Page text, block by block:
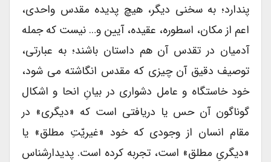
پندارد؛ به سخنی دیگر، هیچ پدیده مقدس واحدی،
اعم از مکان، اسطوره، عقیده، آیین و… نیست که جمله
آدمیان در تقدس آن هم داستان باشند؛ به عبارتی،
توصیف دقیق آن چیزی که مقدس انگاشته می شود،
خود خاستگاه و عامل دشواری در بیانِ انحا و اشکال
گوناگون آن حس یا دریافتی است که «دیگری» در
مقام انسان از وجودی که خود «غیریّتِ مطلق» یا
«دیگریِ مطلق» است، تجربه کرده است. پدیدارشناس